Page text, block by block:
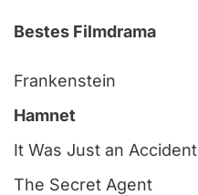
Bestes Filmdrama
Frankenstein
Hamnet
It Was Just an Accident
The Secret Agent